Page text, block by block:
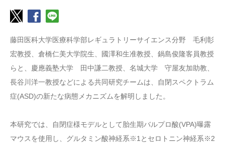
藤田医科大学医療科学部レギュラトリーサイエンス分野 毛利彰
宏教授、倉橋仁美大学院生、國澤和生准教授、鍋島俊隆客員教授
らと、慶應義塾大学 田中謙二教授、名城大学 守屋友加助教、
長谷川洋一教授などによる共同研究チームは、自閉スペクトラム
症(ASD)の新たな病態メカニズムを解明しました。
本研究では、自閉症様モデルとして胎生期バルプロ酸(VPA)曝露
マウスを使用し、グルタミン酸神経系※1とセロトニン神経系※2